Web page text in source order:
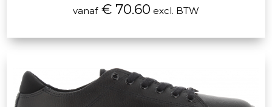
vanaf€ 70.60 excl. BTW